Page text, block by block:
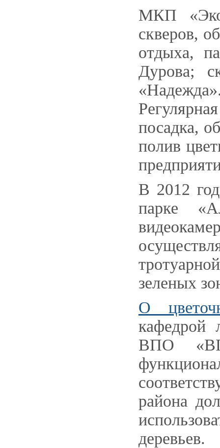
МКП
скверов,
отдыха,
Дурова;
посадка,
полив
В 2012
парке
зеленых
О
кафедрой
ВПО
района
деревьев.